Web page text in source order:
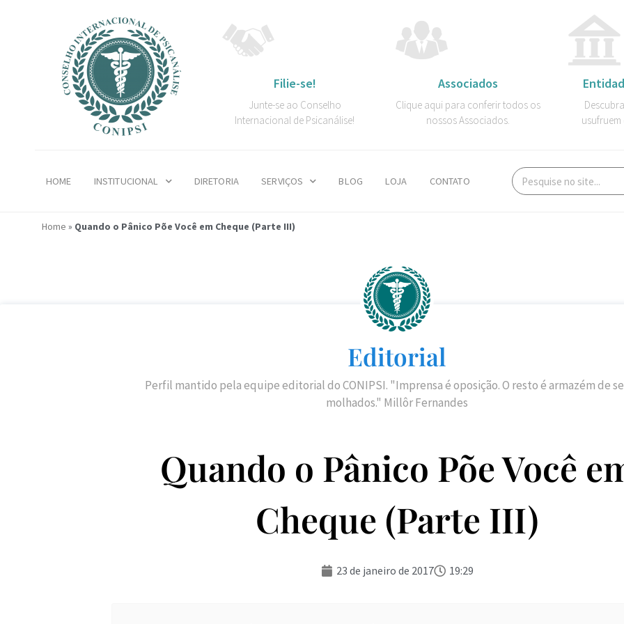
Filie-se!
Junte-se ao Conselho
Internacional de Psicanálise!
Associados
Clique aqui para conferir todos os
nossos Associados.
HOME INSTITUCIONAL DIRETORIA SERVIÇOS BLOG LOJA CONTATO
Home » Quando o Pânico Põe Você em Cheque (Parte III)
Editorial
Perfil mantido pela equipe editorial do CONIPSI. "Imprensa é oposição. O resto é armazém de
molhados." Millôr Fernandes
Quando o Pânico Põe Você
Cheque (Parte III)
23 de janeiro de 2017 19:29